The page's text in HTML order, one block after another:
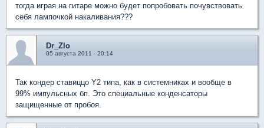
тогда играя на гитаре можно будет попробовать почувствовать
себя лампочкой накаливания???
Dr_Zlo
05 августа 2011 - 20:14
Так кондер ставиццо Y2 типа, как в системниках и вообще в
99% импульсных бп. Это специальные конденсаторы
защищенные от пробоя.